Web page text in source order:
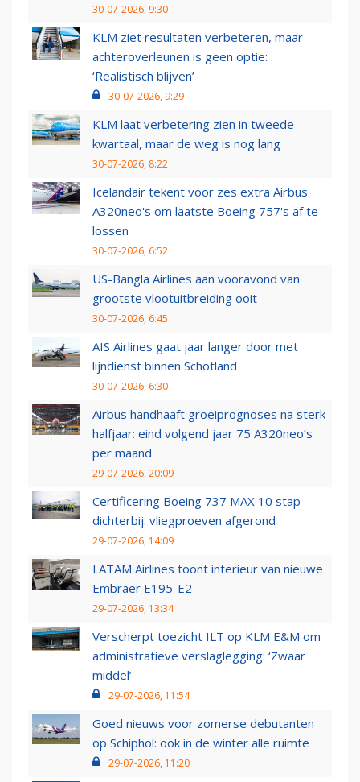
30-07-2026, 9:30
KLM ziet resultaten verbeteren, maar
achteroverleunen is geen optie:
‘Realistisch blijven’
30-07-2026, 9:29
KLM laat verbetering zien in tweede
kwartaal, maar de weg is nog lang
30-07-2026, 8:22
Icelandair tekent voor zes extra Airbus
A320neo's om laatste Boeing 757's af te
lossen
30-07-2026, 6:52
US-Bangla Airlines aan vooravond van
grootste vlootuitbreiding ooit
30-07-2026, 6:45
AIS Airlines gaat jaar langer door met
lijndienst binnen Schotland
30-07-2026, 6:30
Airbus handhaaft groeiprognoses na sterk
halfjaar: eind volgend jaar 75 A320neo’s
per maand
29-07-2026, 20:09
Certificering Boeing 737 MAX 10 stap
dichterbij: vliegproeven afgerond
29-07-2026, 14:09
LATAM Airlines toont interieur van nieuwe
Embraer E195-E2
29-07-2026, 13:34
Verscherpt toezicht ILT op KLM E&M om
administratieve verslaglegging: ‘Zwaar
middel’
29-07-2026, 11:54
Goed nieuws voor zomerse debutanten
op Schiphol: ook in de winter alle ruimte
29-07-2026, 11:20